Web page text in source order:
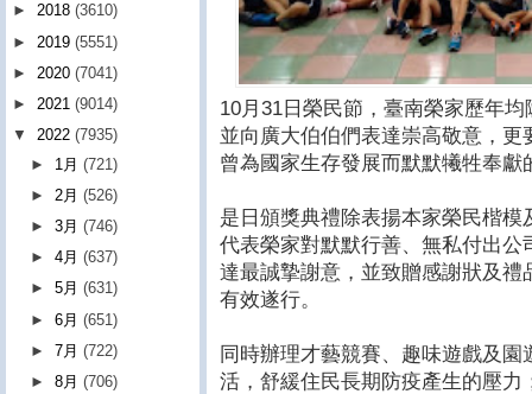
10月31日榮民節，臺南榮家歷年
並向廣大伯伯們表達崇高敬意，
曾為國家生存發展而默默犧牲奉獻
是日頒獎典禮除表揚本家榮民楷
代表榮家對默默行善、無私付出
達最誠摯謝意，並致贈感謝狀及
有效遂行。
同時辦理才藝競賽、趣味遊戲及
活，舒緩住民長期防疫產生的壓
► 2018 (3610)
► 2019 (5551)
► 2020 (7041)
► 2021 (9014)
▼ 2022 (7935)
► 1月(721)
► 2月(526)
►3月(746)
►4月(637)
►5月(631)
►6月(651)
►7月(722)
►8月(706)